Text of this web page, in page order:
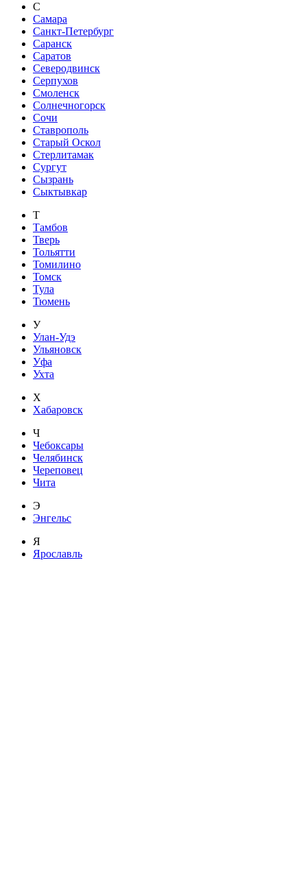
С
Самара
Санкт-Петербург
Саранск
Саратов
Северодвинск
Серпухов
Смоленск
Солнечногорск
Сочи
Ставрополь
Старый Оскол
Стерлитамак
Сургут
Сызрань
Сыктывкар
Т
Тамбов
Тверь
Тольятти
Томилино
Томск
Тула
Тюмень
У
Улан-Удэ
Ульяновск
Уфа
Ухта
Х
Хабаровск
Ч
Чебоксары
Челябинск
Череповец
Чита
Э
Энгельс
Я
Ярославль